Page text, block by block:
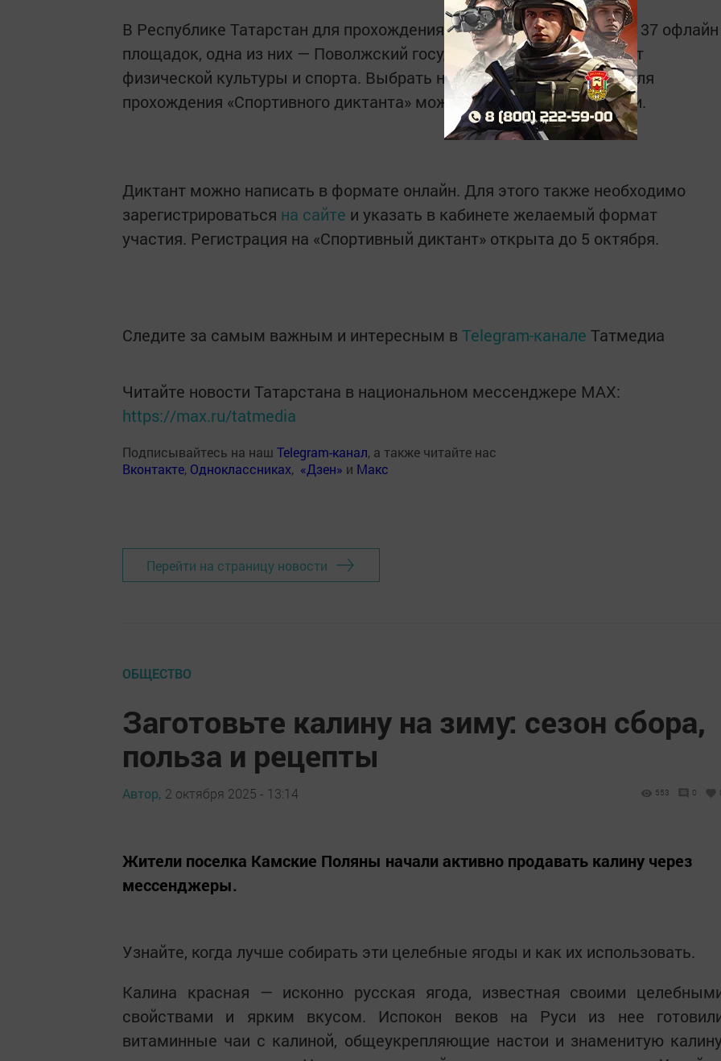
В Республике Татарстан для прохождения диктанта будут открыты 37 офлайн
площадок, одна из них — Поволжский государственный университет
физической культуры и спорта. Выбрать наиболее удобное место для
прохождения «Спортивного диктанта» можно будет при регистрации.
Диктант можно написать в формате онлайн. Для этого также необходимо
зарегистрироваться на сайте и указать в кабинете желаемый формат
участия. Регистрация на «Спортивный диктант» открыта до 5 октября.
Следите за самым важным и интересным в Telegram-канале Татмедиа
Читайте новости Татарстана в национальном мессенджере MАХ:
https://max.ru/tatmedia
Подписывайтесь на наш Telegram-канал, а также читайте нас
Вконтакте, Одноклассниках, «Дзен» и Макс
Перейти на страницу новости
ОБЩЕСТВО
Заготовьте калину на зиму: сезон сбора,
польза и рецепты
Автор, 2 октября 2025 - 13:14 553 0
Жители поселка Камские Поляны начали активно продавать калину через
мессенджеры.
Узнайте, когда лучше собирать эти целебные ягоды и как их использовать.
Калина красная — исконно русская ягода, известная своими
свойствами и ярким вкусом. Испокон веков на Руси из нее
витаминные чаи с калиной, общеукрепляющие настои и знаменитую